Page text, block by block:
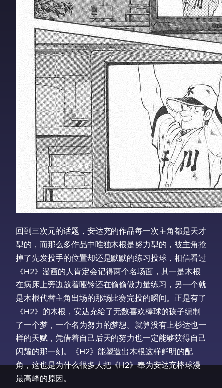
回到三次元的话题，安达充的作品每一次主角都是天才
型的，而那么多作品中唯独木根是努力型的，被主角抢
掉了先发投手的位置却还是默默的练习投球，相信看过
《H2》漫画的人肯定会记得两个名场面，其一是木根
在病床上旁边放着哑铃还在偷偷做力量练习，另一个就
是木根代替主角出场的那场比赛完投的瞬间。正是有了
《H2》的木根，安达充给了无数喜欢棒球的孩子编制
了一个梦，一个名为努力的梦想。就算没有上杉达也一
样的天赋，凭借着自己后天的努力也一定能够获得自己
闪耀的那一刻。《H2》能塑造出木根这样鲜明的配
角，这也是为什么很多人把《H2》奉为安达充棒球漫
最高峰的原因。